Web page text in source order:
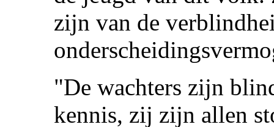
zijn van de
"De wachters zijn
kennis, zij zijn allen